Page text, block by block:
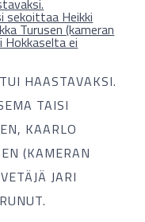
HAASTAVAKSI.
TAISI
KAARLO
(KAMERAN
JARI